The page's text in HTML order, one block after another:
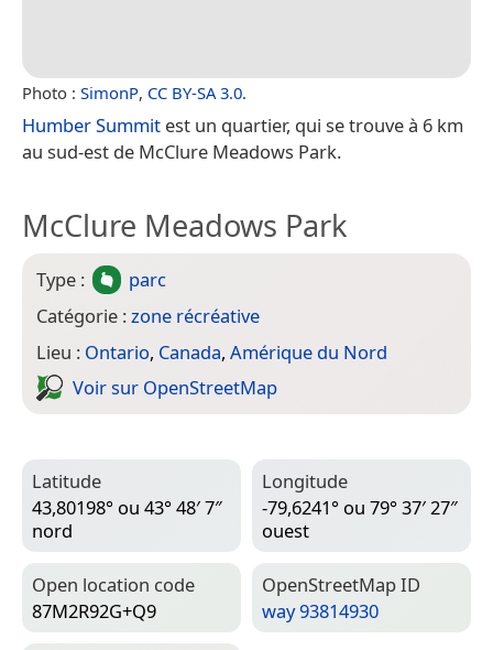
Photo : SimonP, CC BY-SA 3.0.
Humber Summit est un quartier, qui se trouve à 6 km
au sud-est de McClure Meadows Park.
McClure Meadows Park
Type :
parc
Catégorie :zone récréative
Lieu : Ontario, Canada, Amérique du Nord
Voir sur Open­Street­Map
Latitude
43,80198° ou 43° 48′ 7″
nord
Longitude
-79,6241° ou 79° 37′ 27″
ouest
Open location code
87M2R92G+Q9
Open­Street­Map ID
way 93814930